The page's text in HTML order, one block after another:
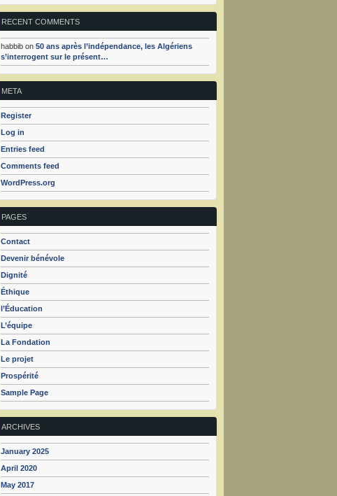
RECENT COMMENTS
habbib on 50 ans après l’indépendance, les Algériens
s’interrogent sur le présent…
META
Register
Log in
Entries feed
Comments feed
WordPress.org
PAGES
Contact
Devenir bénévole
Dignité
Éthique
l’Éducation
L’équipe
La Fondation
Le projet
Prospérité
Sample Page
ARCHIVES
January 2025
April 2020
May 2017